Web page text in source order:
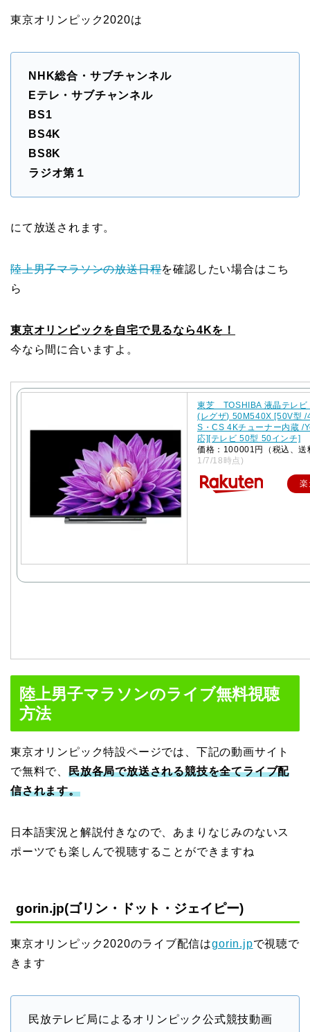
東京オリンピック2020は
NHK総合・サブチャンネル
Eテレ・サブチャンネル
BS1
BS4K
BS8K
ラジオ第１
にて放送されます。
陸上男子マラソンの放送日程を確認したい場合はこち
ら
東京オリンピックを自宅で見るなら4Kを！
今なら間に合いますよ。
東芝 TOSHIBA 液晶テレビ
(レグザ) 50M540X [50V型 /
S・CS 4Kチューナー内蔵 /
応][テレビ 50型 50インチ]
価格：100001円（税込、
1/7/18時点)
陸上男子マラソンのライブ無料視聴
方法
東京オリンピック特設ページでは、下記の動画サイト
で無料で、 民放各局で放送される競技を全てライブ配
信されます。
日本語実況と解説付きなので、あまりなじみのないス
ポーツでも楽しんで視聴することができますね
gorin.jp(ゴリン・ドット・ジェイピー)
東京オリンピック2020のライブ配信はgorin.jpで視聴で
きます
民放テレビ局によるオリンピック公式競技動画